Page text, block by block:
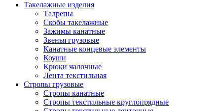
Такелажные изделия
Талрепы
Скобы такелажные
Зажимы канатные
Звенья грузовые
Канатные концевые элементы
Коуши
Крюки чалочные
Лента текстильная
Стропы грузовые
Стропы канатные
Стропы текстильные круглопрядные